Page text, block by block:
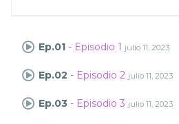
Ep.01 - Episodio 1 julio 11, 2023
Ep.02 - Episodio 2 julio 11, 2023
Ep.03 - Episodio 3 julio 11, 2023